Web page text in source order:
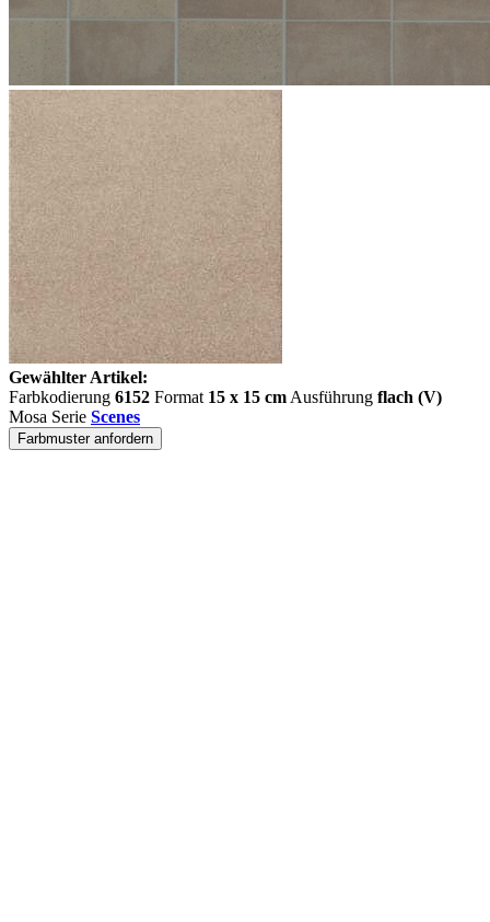
Gewählter Artikel:
Farbkodierung 6152 Format 15 x 15 cm Ausführung flach (V)
Mosa Serie Scenes
Farbmuster anfordern